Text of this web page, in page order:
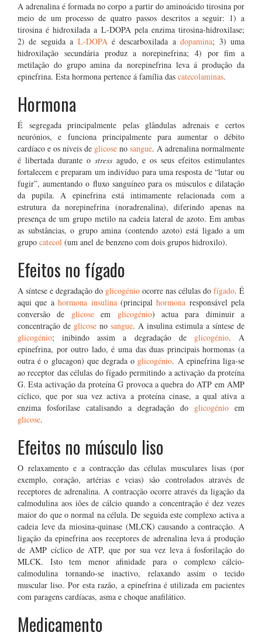
A adrenalina é formada no corpo a partir do aminoácido tirosina por
meio de um processo de quatro passos descritos a seguir: 1) a
tirosina é hidroxilada a L-DOPA pela enzima tirosina-hidroxilase;
2) de seguida a L-DOPAé descarboxilada adopamina; 3) uma
hidroxilação secundária produz a norepinefrina; 4) por fim a
metilação do grupo amina da norepinefrina leva á produção da
epinefrina. Esta hormona pertence á família das catecolaminas.
Hormona
É segregada principalmente pelas glândulas adrenais e certos
neurónios, e funciona principalmente para aumentar o débito
cardíaco e os níveis de glicose no sangue. A adrenalina normalmente
é libertada durante o stressagudo, e os seus efeitos estimulantes
fortalecem e preparam um indivíduo para uma resposta de “lutar ou
fugir”, aumentando o fluxo sanguíneo para os músculos e dilatação
da pupila. A epinefrina está intimamente relacionada com a
estrutura da norepinefrina (noradrenalina), diferindo apenas na
presença de um grupo metilo na cadeia lateral de azoto. Em ambas
as substâncias, o grupo amina (contendo azoto) está ligado a um
grupo catecol (um anel de benzeno com dois grupos hidroxilo).
Efeitos no fígado
A síntese e degradação do glicogénio ocorre nas células do fígado. É
aqui que ahormona insulina(principalhormona responsável pela
conversão de glicoseem glicogénio) actua para diminuir a
concentração de glicose no sangue. A insulina estimula a síntese de
glicogénio; inibindo assim a degradação de glicogénio. A
epinefrina, por outro lado, é uma das duas principais hormonas (a
outra é o glucagon) que degrada o glicogénio. A epinefrina liga-se
ao receptor das células do fígado permitindo a activação da proteína
G. Esta activação da proteína G provoca a quebra do ATP em AMP
cíclico, que por sua vez activa a proteína cinase, a qual ativa a
enzima fosforilase catalisando a degradação do glicogénio em
glicose.
Efeitos no músculo liso
O relaxamento e a contracção das células musculares lisas (por
exemplo, coração, artérias e veias) são controlados através de
receptores de adrenalina. A contracção ocorre através da ligação da
calmodulina aos iões de cálcio quando a concentração é dez vezes
maior do que o normal na célula. De seguida este complexo activa a
cadeia leve da miosina-quinase (MLCK) causando a contracção. A
ligação da epinefrina aos receptores de adrenalina leva á produção
de AMP cíclico de ATP, que por sua vez leva á fosforilação do
MLCK. Isto tem menor afinidade para o complexo cálcio-
calmodulina tornando-se inactivo, relaxando assim o tecido
muscular liso. Por esta razão, a epinefrina é utilizada em pacientes
com paragens cardíacas, asma e choque anafilático.
Medicamento